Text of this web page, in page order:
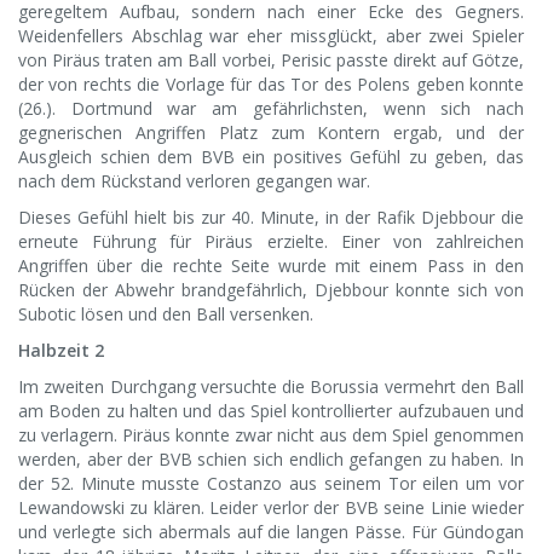
geregeltem Aufbau, sondern nach einer Ecke des Gegners.
Weidenfellers Abschlag war eher missglückt, aber zwei Spieler
von Piräus traten am Ball vorbei, Perisic passte direkt auf Götze,
der von rechts die Vorlage für das Tor des Polens geben konnte
(26.). Dortmund war am gefährlichsten, wenn sich nach
gegnerischen Angriffen Platz zum Kontern ergab, und der
Ausgleich schien dem BVB ein positives Gefühl zu geben, das
nach dem Rückstand verloren gegangen war.
Dieses Gefühl hielt bis zur 40. Minute, in der Rafik Djebbour die
erneute Führung für Piräus erzielte. Einer von zahlreichen
Angriffen über die rechte Seite wurde mit einem Pass in den
Rücken der Abwehr brandgefährlich, Djebbour konnte sich von
Subotic lösen und den Ball versenken.
Halbzeit 2
Im zweiten Durchgang versuchte die Borussia vermehrt den Ball
am Boden zu halten und das Spiel kontrollierter aufzubauen und
zu verlagern. Piräus konnte zwar nicht aus dem Spiel genommen
werden, aber der BVB schien sich endlich gefangen zu haben. In
der 52. Minute musste Costanzo aus seinem Tor eilen um vor
Lewandowski zu klären. Leider verlor der BVB seine Linie wieder
und verlegte sich abermals auf die langen Pässe. Für Gündogan